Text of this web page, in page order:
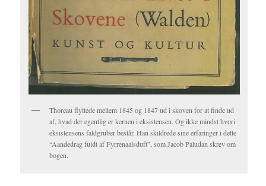
Thoreau flyttede mellem 1845 og 1847 ud i skoven for at finde ud
af, hvad der egentlig er kernen i eksistensen. Og ikke mindst hvori
eksistensens faldgruber består. Han skildrede sine erfaringer i dette
“Aandedrag fuldt af Fyrrenaalsduft”, som Jacob Paludan skrev om
bogen.